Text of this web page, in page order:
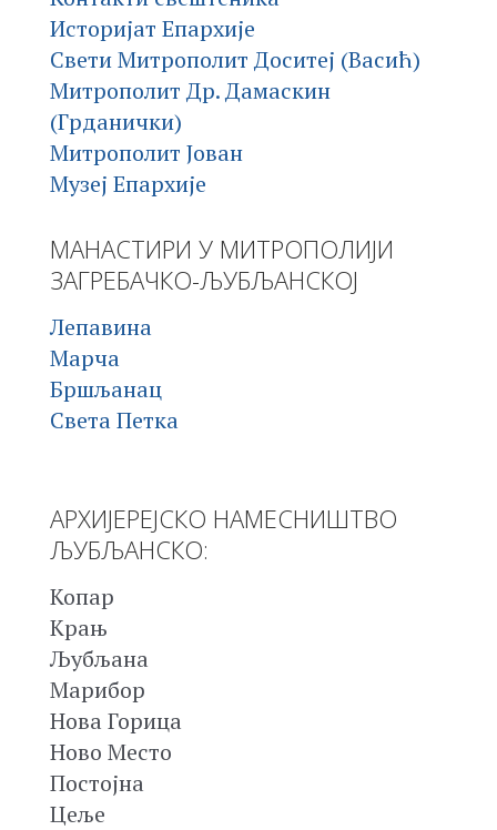
Историјат Епархије
Свети Митрополит Доситеј (Васић)
Митрополит Др. Дамаскин
(Грданички)
Митрополит Јован
Музеј Епархије
МАНАСТИРИ У МИТРОПОЛИЈИ
ЗАГРЕБАЧКО-ЉУБЉАНСКОЈ
Лепавина
Марча
Бршљанац
Света Петка
АРХИЈЕРЕЈСКО НАМЕСНИШТВО
ЉУБЉАНСКО:
Копар
Крањ
Љубљана
Марибор
Нова Горица
Ново Место
Постојна
Цеље